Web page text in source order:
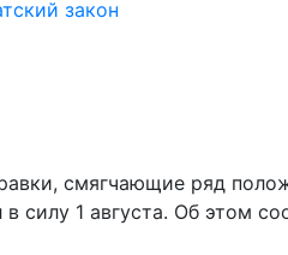
смягчающие ряд
силу 1 августа. Об этом